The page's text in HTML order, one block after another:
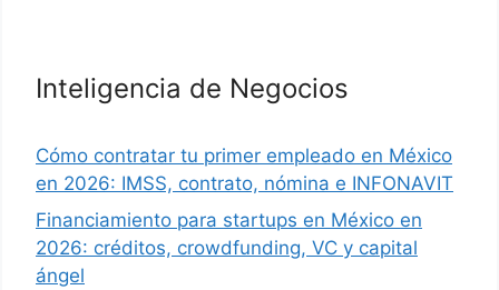
Inteligencia de Negocios
Cómo contratar tu primer empleado en México
en 2026: IMSS, contrato, nómina e INFONAVIT
Financiamiento para startups en México en
2026: créditos, crowdfunding, VC y capital
ángel